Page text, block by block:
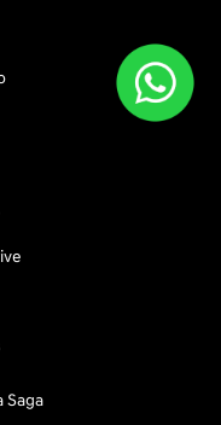
Saga